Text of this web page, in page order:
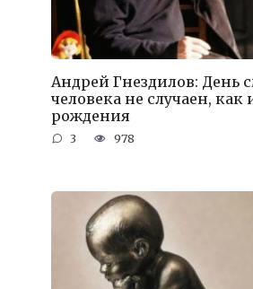
Андрей Гнездилов: День
человека не случаен, как
рождения
3 978